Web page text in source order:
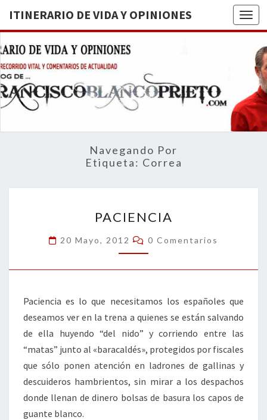
ITINERARIO DE VIDA Y OPINIONES
DE
BREVE
RECORRIDO
VITAL Y
ACTUALIDAD
Navegando Por
Etiqueta: Correa
PACIENCIA
20 Mayo, 2012 Comentarios
0 Comentarios
Paciencia es lo que necesitamos los españoles que
deseamos ver en la trena a quienes se están salvando
de ella huyendo “del nido” y corriendo entre las
“matas” junto al «baracaldés», protegidos por fiscales
que sólo ponen atención en ladrones de gallinas y
descuideros hambrientos, sin mirar a los despachos
donde llenan de dinero bolsas de basura los capos de
guante blanco.